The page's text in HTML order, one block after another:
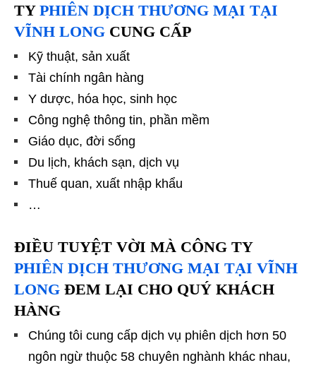
TY PHIÊN DỊCH THƯƠNG MẠI TẠI
VĨNH LONG CUNG CẤP
Kỹ thuật, sản xuất
Tài chính ngân hàng
Y dược, hóa học, sinh học
Công nghệ thông tin, phần mềm
Giáo dục, đời sống
Du lịch, khách sạn, dịch vụ
Thuế quan, xuất nhập khẩu
…
ĐIỀU TUYỆT VỜI MÀ CÔNG TY
PHIÊN DỊCH THƯƠNG MẠI TẠI VĨNH
LONG ĐEM LẠI CHO QUÝ KHÁCH
HÀNG
Chúng tôi cung cấp dịch vụ phiên dịch hơn 50
ngôn ngừ thuộc 58 chuyên nghành khác nhau,